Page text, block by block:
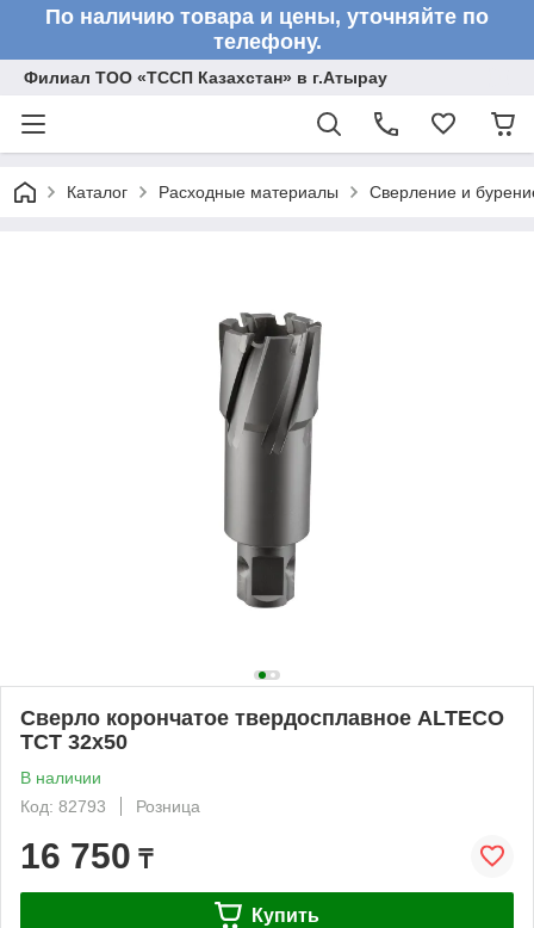
По наличию товара и цены, уточняйте по
телефону.
Филиал ТОО «ТССП Казахстан» в г.Атырау
Каталог Расходные материалы Сверление и
Сверло корончатое твердосплавное ALTECO
TCT 32х50
В наличии
Код: 82793
Розница
16 750 ₸
Купить